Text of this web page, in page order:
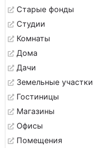
Старые фонды
Студии
Комнаты
Дома
Дачи
Земельные участки
Гостиницы
Магазины
Офисы
Помещения